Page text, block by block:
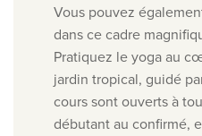
Vous pouvez
dans ce cadre
Pratiquez le yoga au
jardin tropical, guidé
cours sont ouverts à
débutant au confirmé,